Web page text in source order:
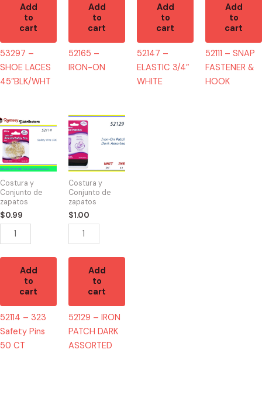
Add
to
cart
53297 –
SHOE LACES
45″BLK/WHT
Add
to
cart
52165 –
IRON-ON
Add
to
cart
52147 –
ELASTIC 3/4″
WHITE
Add
to
cart
52111 – SNAP
FASTENER &
HOOK
Costura y
Conjunto de
zapatos
$0.99
52114
-
323
Safety
Pins
50
CT
quantity
Add
to
cart
52114 – 323
Safety Pins
50 CT
Costura y
Conjunto de
zapatos
$1.00
52129
-
IRON
PATCH
DARK
ASSORTED
quantity
Add
to
cart
52129 – IRON
PATCH DARK
ASSORTED